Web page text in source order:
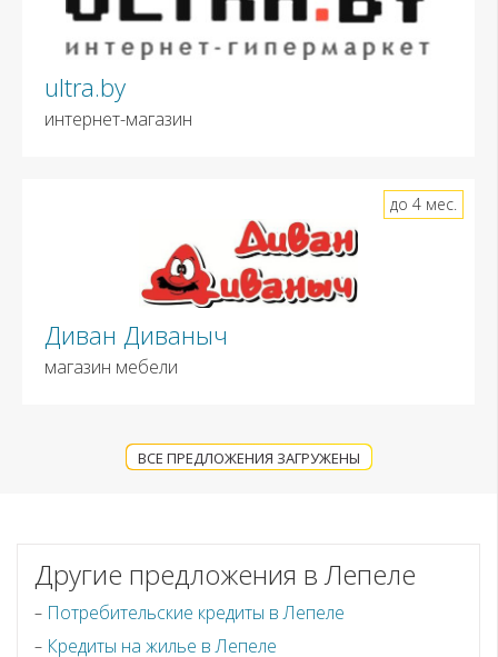
ultra.by
интернет-магазин
Диван Диваныч
магазин мебели
до 4 мес.
ВСЕ ПРЕДЛОЖЕНИЯ ЗАГРУЖЕНЫ
Другие предложения в Лепеле
Потребительские кредиты в Лепеле
Кредиты на жилье в Лепеле